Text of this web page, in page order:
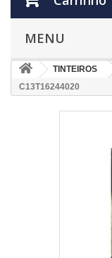
MENU
TINTEIROS
C13T16244020